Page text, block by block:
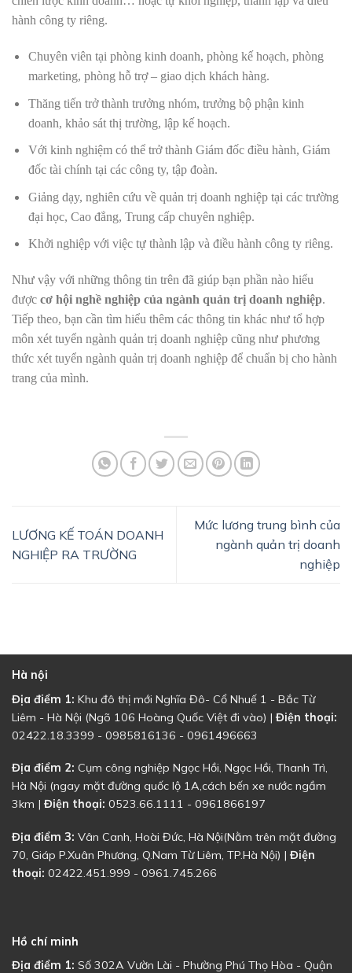
hành công ty riêng.
Chuyên viên tại phòng kinh doanh, phòng kế hoạch, phòng
marketing, phòng hỗ trợ – giao dịch khách hàng.
Thăng tiến trở thành trưởng nhóm, trưởng bộ phận kinh
doanh, khảo sát thị trường, lập kế hoạch.
Với kinh nghiệm có thể trở thành Giám đốc điều hành, Giám
đốc tài chính tại các công ty, tập đoàn.
Giảng dạy, nghiên cứu về quản trị doanh nghiệp tại các trường
đại học, Cao đẳng, Trung cấp chuyên nghiệp.
Khởi nghiệp với việc tự thành lập và điều hành công ty riêng.
Như vậy với những thông tin trên đã giúp bạn phần nào hiểu
được cơ hội nghề nghiệp của ngành quản trị doanh nghiệp.
Tiếp theo, bạn cần tìm hiểu thêm các thông tin khác như tổ hợp
môn xét tuyển ngành quản trị doanh nghiệp cũng như phương
thức xét tuyển ngành quản trị doanh nghiệp để chuẩn bị cho hành
trang của mình.
LƯƠNG KẾ TOÁN DOANH
NGHIỆP RA TRƯỜNG
Mức lương trung bình của
ngành quản trị doanh
nghiệp
Hà nội
Địa điểm 1: Khu đô thị mới Nghĩa Đô- Cổ Nhuế 1 - Bắc Từ
Liêm - Hà Nội (Ngõ 106 Hoàng Quốc Việt đi vào) | Điện thoại:
02422.18.3399 - 0985816136 - 0961496663
Địa điểm 2: Cụm công nghiệp Ngọc Hồi, Ngọc Hồi, Thanh Trì,
Hà Nội (ngay mặt đường quốc lộ 1A,cách bến xe nước ngầm
3km | Điện thoại: 0523.66.1111 - 0961866197
Địa điểm 3: Vân Canh, Hoài Đức, Hà Nội(Nằm trên mặt đường
70, Giáp P.Xuân Phương, Q.Nam Từ Liêm, TP.Hà Nội) | Điện
thoại: 02422.451.999 - 0961.745.266
Hồ chí minh
Địa điểm 1: Số 302A Vườn Lài - Phường Phú Thọ Hòa - Quận